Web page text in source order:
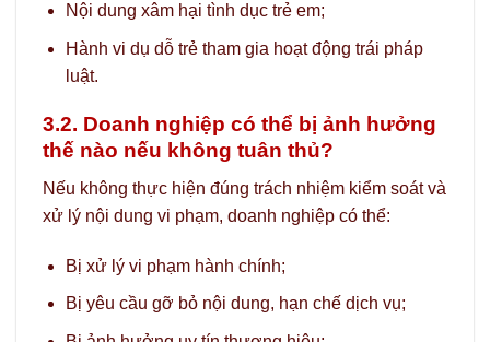
Nội dung xâm hại tình dục trẻ em;
Hành vi dụ dỗ trẻ tham gia hoạt động trái pháp
luật.
3.2. Doanh nghiệp có thể bị ảnh hưởng
thế nào nếu không tuân thủ?
Nếu không thực hiện đúng trách nhiệm kiểm soát và
xử lý nội dung vi phạm, doanh nghiệp có thể:
Bị xử lý vi phạm hành chính;
Bị yêu cầu gỡ bỏ nội dung, hạn chế dịch vụ;